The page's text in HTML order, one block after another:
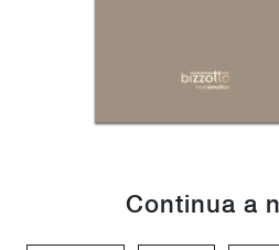
Continua a